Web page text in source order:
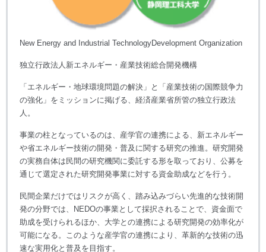
New Energy and Industrial TechnologyDevelopment Organization
独立行政法人新エネルギー・産業技術総合開発機構
「エネルギー・地球環境問題の解決」と「産業技術の国際競争力
の強化」をミッションに掲げる、経済産業省所管の独立行政法
人。
事業の柱となっているのは、産学官の連携による、新エネルギー
や省エネルギー技術の開発・普及に関する研究の推進。研究開発
の実務自体は民間の研究機関に委託する形を取っており、公募を
通じて選定された研究開発事業に対する資金助成などを行う。
民間企業だけではリスクが高く、踏み込みづらい先進的な技術開
発の分野では、NEDOの事業として採択されることで、資金面で
助成を受けられるほか、大学との連携による研究開発の効率化が
可能になる。このような産学官の連携により、革新的な技術の迅
速な実用化と普及を目指す。